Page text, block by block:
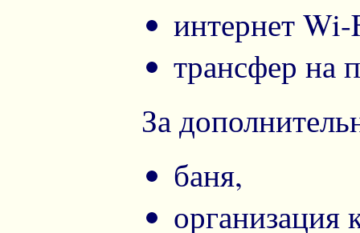
интернет
трансфер на
За
баня,
организация